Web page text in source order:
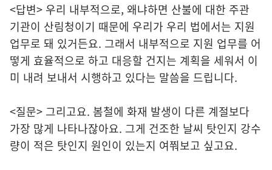
<답변> 우리 내부적으로, 왜냐하면 산불에 대한 주관
기관이 산림청이기 때문에 우리가 우리 법에서는 지원
업무로 돼 있거든요. 그래서 내부적으로 지원 업무를 어
떻게 효율적으로 하고 대응할 건지는 계획을 세워서 이
미 내려 보내서 시행하고 있다는 말씀을 드립니다.
<질문> 그리고요. 봄철에 화재 발생이 다른 계절보다
가장 많게 나타나잖아요. 그게 건조한 날씨 탓인지 강수
량이 적은 탓인지 원인이 있는지 여쭤보고 싶고요.